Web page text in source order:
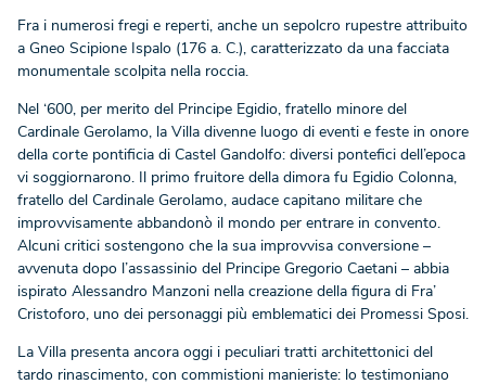
Fra i numerosi fregi e reperti, anche un sepolcro rupestre attribuito
a Gneo Scipione Ispalo (176 a. C.), caratterizzato da una facciata
monumentale scolpita nella roccia.
Nel ‘600, per merito del Principe Egidio, fratello minore del
Cardinale Gerolamo, la Villa divenne luogo di eventi e feste in onore
della corte pontificia di Castel Gandolfo: diversi pontefici dell’epoca
vi soggiornarono. Il primo fruitore della dimora fu Egidio Colonna,
fratello del Cardinale Gerolamo, audace capitano militare che
improvvisamente abbandonò il mondo per entrare in convento.
Alcuni critici sostengono che la sua improvvisa conversione –
avvenuta dopo l’assassinio del Principe Gregorio Caetani – abbia
ispirato Alessandro Manzoni nella creazione della figura di Fra’
Cristoforo, uno dei personaggi più emblematici dei Promessi Sposi.
La Villa presenta ancora oggi i peculiari tratti architettonici del
tardo rinascimento, con commistioni manieriste: lo testimoniano